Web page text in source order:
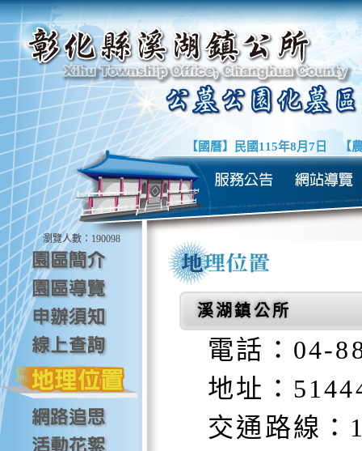
【國曆】 民國115年8月7日 【
瀏覽人數： 190098
溪湖鎮公所
電話：04-
地址：
交通路線：